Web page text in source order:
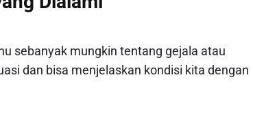
sebanyak mungkin tentang gejala atau
dan bisa menjelaskan kondisi kita dengan